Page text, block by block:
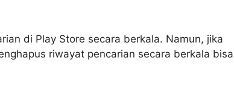
di Play Store secara berkala. Namun, jika
riwayat pencarian secara berkala bisa